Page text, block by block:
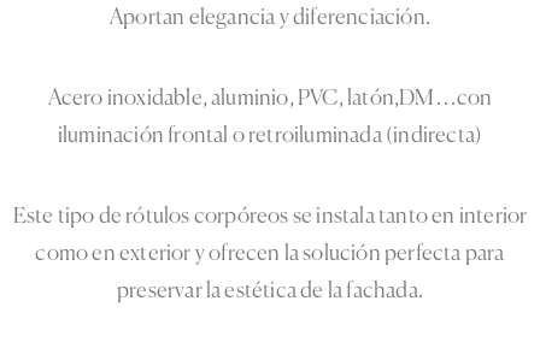
Aportan elegancia y diferenciación.
Acero inoxidable, aluminio, PVC, latón,DM…con
iluminación frontal o retroiluminada (indirecta)
Este tipo de rótulos corpóreos se instala tanto en interior
como en exterior y ofrecen la solución perfecta para
preservar la estética de la fachada.